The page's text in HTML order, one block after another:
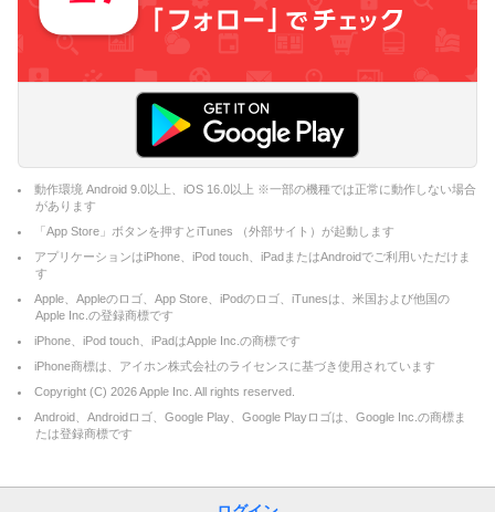
動作環境 Android 9.0以上、iOS 16.0以上 ※一部の機種では正常に動作しない場合
があります
「App Store」ボタンを押すとiTunes （外部サイト）が起動します
アプリケーションはiPhone、iPod touch、iPadまたはAndroidでご利用いただけま
す
Apple、Appleのロゴ、App Store、iPodのロゴ、iTunesは、米国および他国の
Apple Inc.の登録商標です
iPhone、iPod touch、iPadはApple Inc.の商標です
iPhone商標は、アイホン株式会社のライセンスに基づき使用されています
Copyright (C) 2026Apple Inc. All rights reserved.
Android、Androidロゴ、Google Play、Google Playロゴは、Google Inc.の商標ま
たは登録商標です